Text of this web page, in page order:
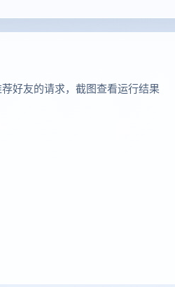
好友的请求，截图查看运行结果